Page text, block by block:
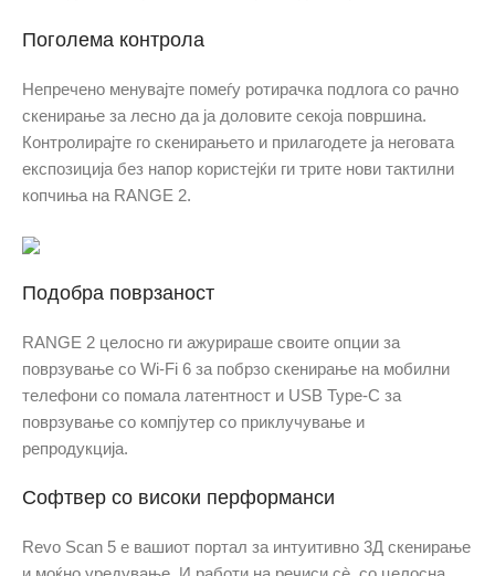
Поголема контрола
Непречено менувајте помеѓу ротирачка подлога со рачно
скенирање за лесно да ја доловите секоја површина.
Контролирајте го скенирањето и прилагодете ја неговата
експозиција без напор користејќи ги трите нови тактилни
копчиња на RANGE 2.
Подобра поврзаност
RANGE 2 целосно ги ажурираше своите опции за
поврзување со Wi-Fi 6 за побрзо скенирање на мобилни
телефони со помала латентност и USB Type-C за
поврзување со компјутер со приклучување и
репродукција.
Софтвер со високи перформанси
Revo Scan 5 е вашиот портал за интуитивно 3Д скенирање